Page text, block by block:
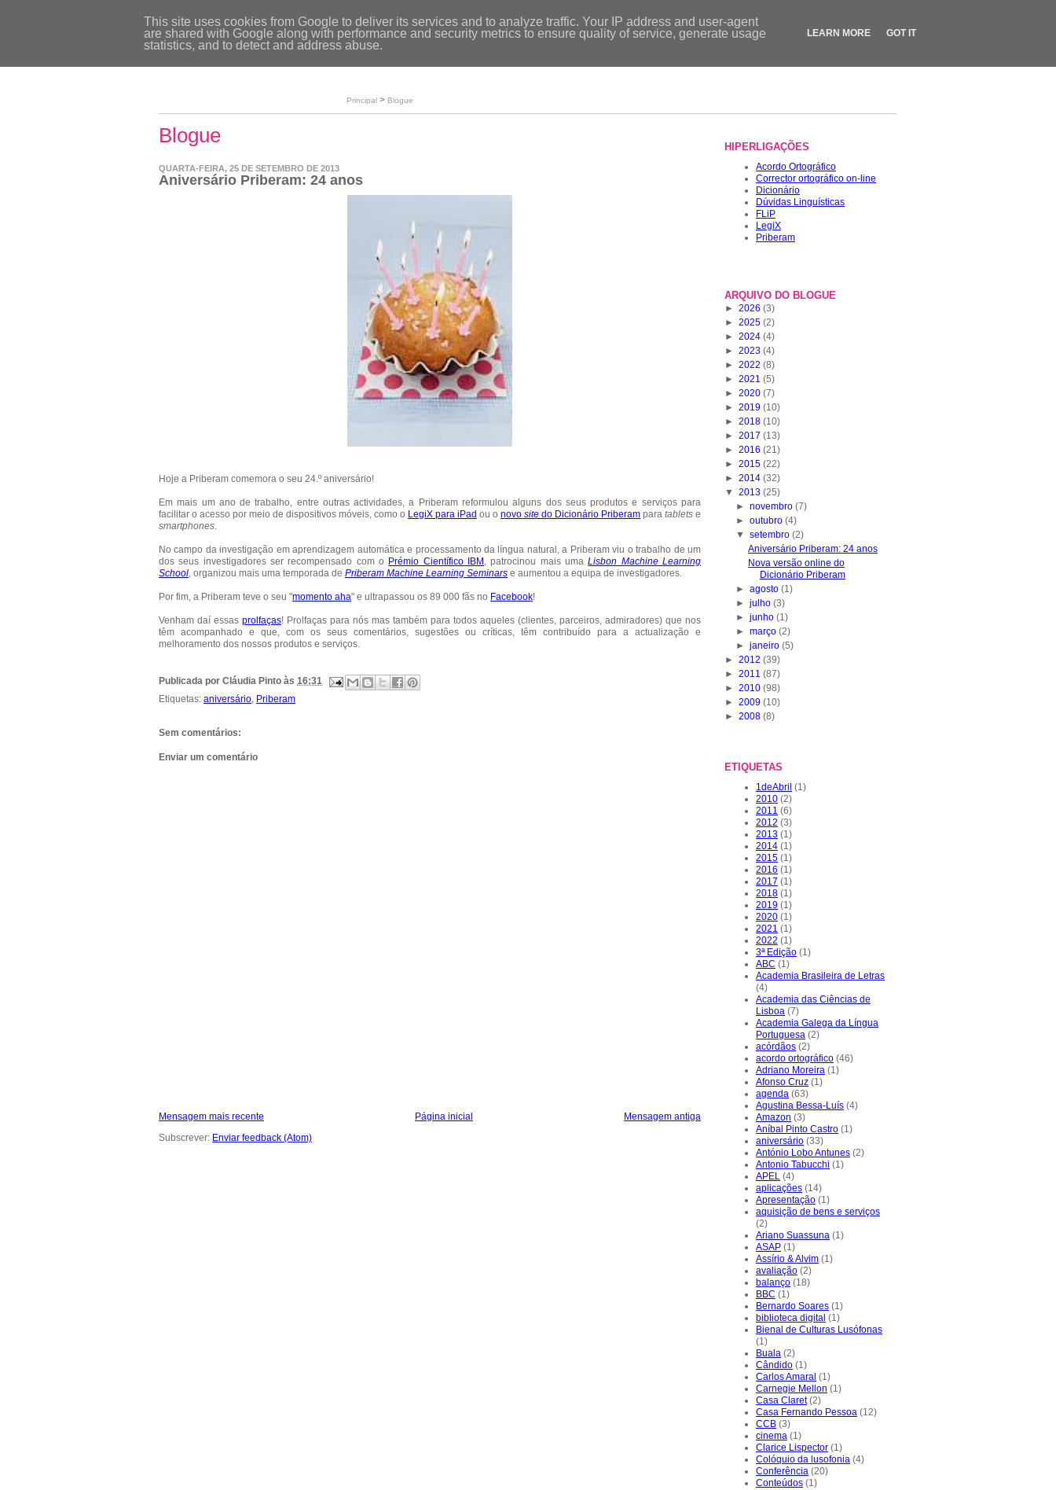
Início
Loja
Principal > Blogue
Blogue
QUARTA-FEIRA, 25 DE SETEMBRO DE 2013
Aniversário Priberam: 24 anos
Hoje a Priberam comemora o seu 24.º aniversário!
Em mais um ano de trabalho, entre outras actividades, a Priberam reformulou alguns dos seus produtos e serviços para
facilitar o acesso por meio de dispositivos móveis, como o LegiX para iPad ou o novo site do Dicionário Priberam para tablets e
smartphones.
No campo da investigação em aprendizagem automática e processamento da língua natural, a Priberam viu o trabalho de um
dos seus investigadores ser recompensado com o Prémio Científico IBM , patrocinou mais umaLisbon Machine Learning
School, organizou mais uma temporada de Priberam Machine Learning Seminars e aumentou a equipa de investigadores.
Por fim, a Priberam teve o seu "momento aha" e ultrapassou os 89 000 fãs no Facebook!
Venham daí essas prolfaças! Prolfaças para nós mas também para todos aqueles (clientes, parceiros, admiradores) que nos
têm acompanhado e que, com os seus comentários, sugestões ou críticas, têm contribuído para a actualização e
melhoramento dos nossos produtos e serviços.
Publicada por Cláudia Pinto às 16:31
Etiquetas: aniversário, Priberam
Sem comentários:
Enviar um comentário
Mensagem mais recente Mensagem antiga
Página inicial
Subscrever: Enviar feedback (Atom)
HIPERLIGAÇÕES
Acordo Ortográfico
Corrector ortográfico on-line
Dicionário
Dúvidas Linguísticas
FLiP
LegiX
Priberam
ARQUIVO DO BLOGUE
► 2026 (3)
► 2025 (2)
► 2024 (4)
► 2023 (4)
► 2022 (8)
► 2021 (5)
► 2020 (7)
► 2019 (10)
► 2018 (10)
► 2017 (13)
► 2016 (21)
► 2015 (22)
► 2014 (32)
▼ 2013 (25)
►novembro(7)
►outubro(4)
▼setembro(2)
Aniversário Priberam: 24 anos
Nova versão online do
Dicionário Priberam
►agosto(1)
►julho(3)
►junho(1)
►março(2)
►janeiro(5)
► 2012 (39)
► 2011 (87)
► 2010 (98)
► 2009 (10)
► 2008 (8)
ETIQUETAS
1deAbril (1)
2010 (2)
2011 (6)
2012 (3)
2013 (1)
2014 (1)
2015 (1)
2016 (1)
2017 (1)
2018 (1)
2019 (1)
2020 (1)
2021 (1)
2022 (1)
3ª Edição (1)
ABC (1)
Academia Brasileira de Letras
(4)
Academia das Ciências de
Lisboa (7)
Academia Galega da Língua
Portuguesa (2)
acórdãos (2)
acordo ortográfico (46)
Adriano Moreira (1)
Afonso Cruz (1)
agenda (63)
Agustina Bessa-Luís (4)
Amazon (3)
Aníbal Pinto Castro (1)
aniversário (33)
António Lobo Antunes (2)
Antonio Tabucchi (1)
APEL (4)
aplicações (14)
Apresentação (1)
aquisição de bens e serviços
(2)
Ariano Suassuna (1)
ASAP (1)
Assírio & Alvim (1)
avaliação (2)
balanço (18)
BBC (1)
Bernardo Soares (1)
biblioteca digital (1)
Bienal de Culturas Lusófonas
(1)
Buala (2)
Cândido (1)
Carlos Amaral (1)
Carnegie Mellon (1)
Casa Claret (2)
Casa Fernando Pessoa (12)
CCB (3)
cinema (1)
Clarice Lispector (1)
Colóquio da lusofonia (4)
Conferência (20)
Conteúdos (1)
This site uses cookies from Google to deliver its services and to analyze traffic. Your IP address and user-agent
are shared with Google along with performance and security metrics to ensure quality of service, generate usage
statistics, and to detect and address abuse.
LEARN MORE GOT IT